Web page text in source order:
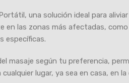
una solución ideal para
las zonas más afectadas, como
específicas.
masaje según tu preferencia,
lugar, ya sea en casa, en